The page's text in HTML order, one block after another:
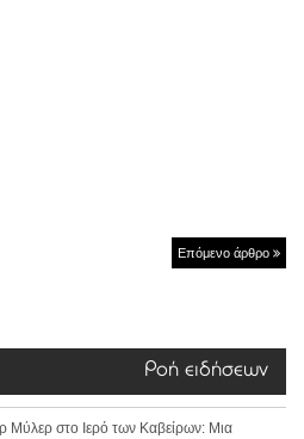
Επόμενο άρθρο
Ροή ειδήσεων
Μύλερ στο Ιερό των Καβείρων: Μια